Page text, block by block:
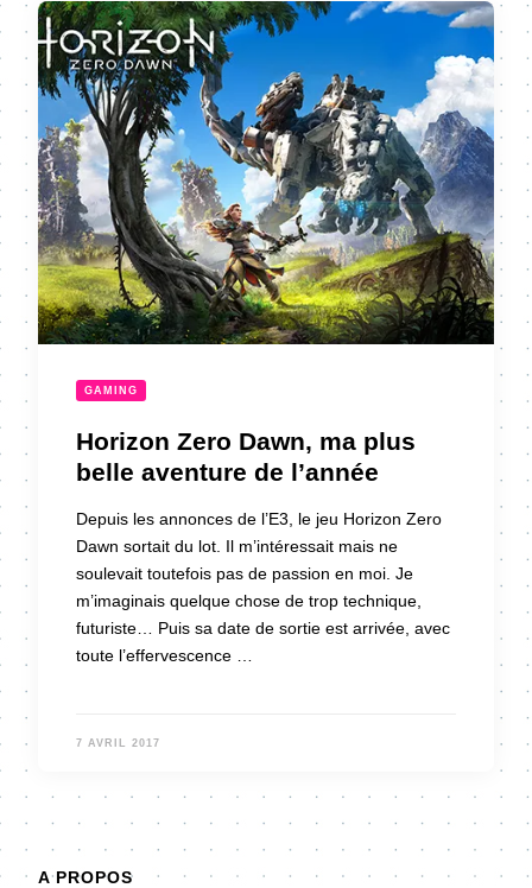
GAMING
Horizon Zero Dawn, ma plus
belle aventure de l’année
Depuis les annonces de l’E3, le jeu Horizon Zero
Dawn sortait du lot. Il m’intéressait mais ne
soulevait toutefois pas de passion en moi. Je
m’imaginais quelque chose de trop technique,
futuriste… Puis sa date de sortie est arrivée, avec
toute l’effervescence …
7 AVRIL 2017
A PROPOS